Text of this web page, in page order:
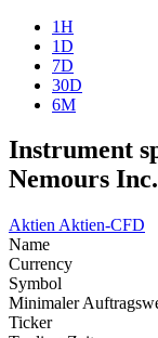
1H
1D
7D
30D
6M
Instrument
Nemours Inc.
Aktien Aktien-CFD
Name
Currency
Symbol
Minimaler
Ticker